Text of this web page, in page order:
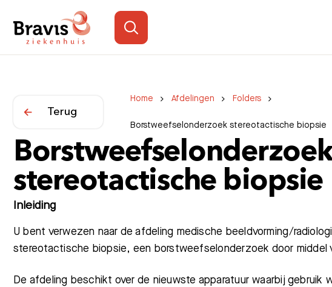
Home Afdelingen Folders
Borstweefselonderzoek stereotactische biopsie
Terug
stereotactische biopsie
Inleiding
U bent verwezen naar de afdeling medische beeldvorming/
stereotactische biopsie, een borstweefselonderzoek door middel
De afdeling beschikt over de nieuwste apparatuur waarbij gebruik